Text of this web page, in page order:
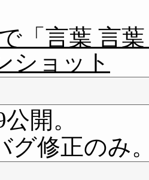
「言葉 言
ショット
開。
グ修正のみ